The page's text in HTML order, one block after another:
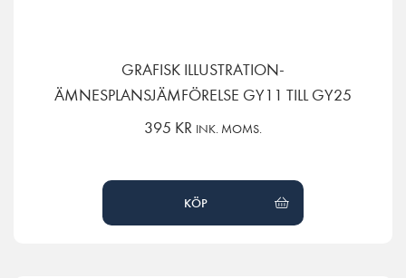
GRAFISK ILLUSTRATION-
ÄMNESPLANSJÄMFÖRELSE GY11 TILL GY25
395 KR INK. MOMS.
KÖP